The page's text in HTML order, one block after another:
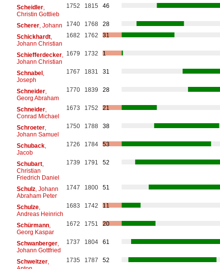
Scheidler,
Christin Gottlieb
1752 1815 46
Scherer, Johann 1740 1768
28
Schickhardt,
Johann Christian
1682 1762 31
Schiefferdecker,
Johann Christian
1679 1732 1
Schnabel,
Joseph
1767 1831 31
Schneider,
Georg Abraham
1770 1839 28
Schneider,
Conrad Michael
1673 1752 21
Schroeter,
Johann Samuel
1750 1788 38
Schuback,
Jacob
1726 1784 53
Schubart,
Christian
Friedrich Daniel
1739 1791 52
Schulz, Johann
Abraham Peter
1747 1800 51
Schulze,
Andreas Heinrich
1683 1742 11
Schürmann,
Georg Kaspar
1672 1751 20
Schwanberger,
Johann Gottfried
1737 1804 61
Schweitzer,
1735 1787 52